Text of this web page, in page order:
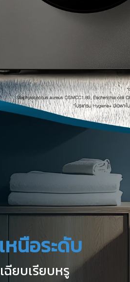
นือระดับ
ยบเรียบหรู